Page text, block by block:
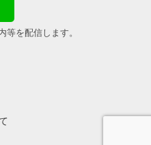
等を配信します。